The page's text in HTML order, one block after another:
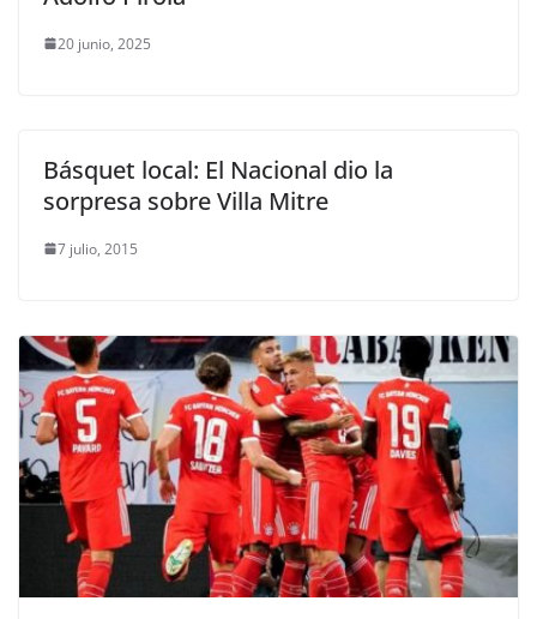
20 junio, 2025
Básquet local: El Nacional dio la
sorpresa sobre Villa Mitre
7 julio, 2015